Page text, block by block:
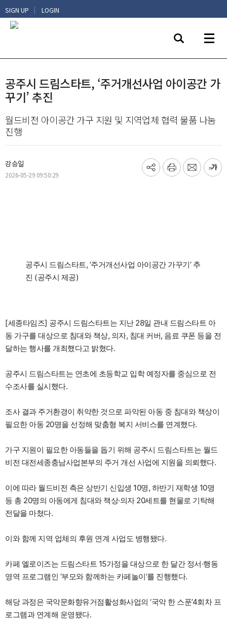
SIGN UP | LOGIN
공주시 드림스타트, ‘주거개선사업 아이공간 가
꾸기’ 추진
월드비전 아이공간 가구 지원 및 지역업체 협력 물품 나눔
진행
강승일
2026-05-29 09:50:29
기
프
메
글
공주시 드림스타트, ‘주거개선사업 아이공간 가꾸기’ 추
진 (공주시 제공)
[세종타임즈] 공주시 드림스타트는 지난 28일 관내 드림스타트 아
동 가구를 대상으로 침대와 책상, 의자, 침대 커버, 음료 쿠폰 등을 전
달하는 행사를 개최했다고 밝혔다.
공주시 드림스타트는 연초에 초등학교 입학 예정자를 중심으로 전
수조사를 실시했다.
조사 결과 주거환경이 취약한 것으로 파악된 아동 중 침대와 책상이
필요한 아동 20명을 선정해 맞춤형 복지 서비스를 연계했다.
가구 지원이 필요한 아동들을 돕기 위해 공주시 드림스타트는 월드
비전 대전세종충남사업본부의 주거 개선 사업에 지원을 의뢰했다.
이에 따라 월드비전 측은 상반기 신입생 10명, 하반기 재학생 10명
등 총 20명의 아동에게 침대와 책상·의자 20세트를 현물로 기탁해
전달을 마쳤다.
이와 함께 지역 업체의 후원 연계 사업도 병행됐다.
카페 엘로이즈는 드림스타트 15가정을 대상으로 한 달간 정서·행동
영역 프로그램인 ‘부모와 함께하는 카페놀이’를 진행했다.
해당 과정은 국악문화향유거점활성화사업의 ‘국악 한 스푼’4회차 프
로그램과 연계해 운영됐다.